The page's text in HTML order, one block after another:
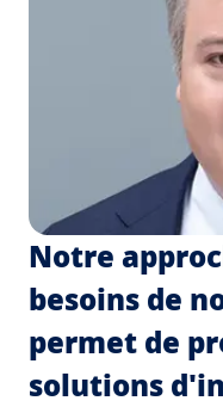
Notre
besoins de
permet de
solutions